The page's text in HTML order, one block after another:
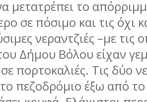
μετατρέπει το
σε πόσιμο και τις όχι
νεραντζιές –με τις
Δήμου Βόλου είχαν
πορτοκαλιές. Τις δύο
πεζοδρόμιο έξω από το